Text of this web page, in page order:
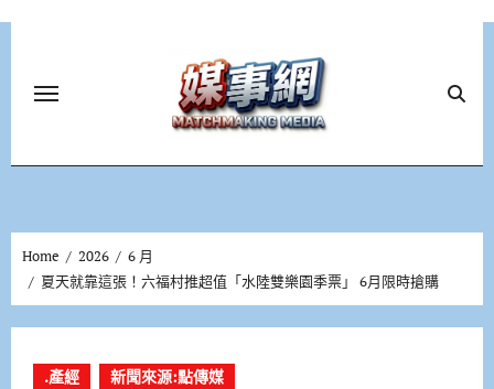
Home 2026
6 月
夏天就靠這張！六福村推超值「水陸雙樂園季票」 6月限時搶購
.產經 新聞來源:點傳媒